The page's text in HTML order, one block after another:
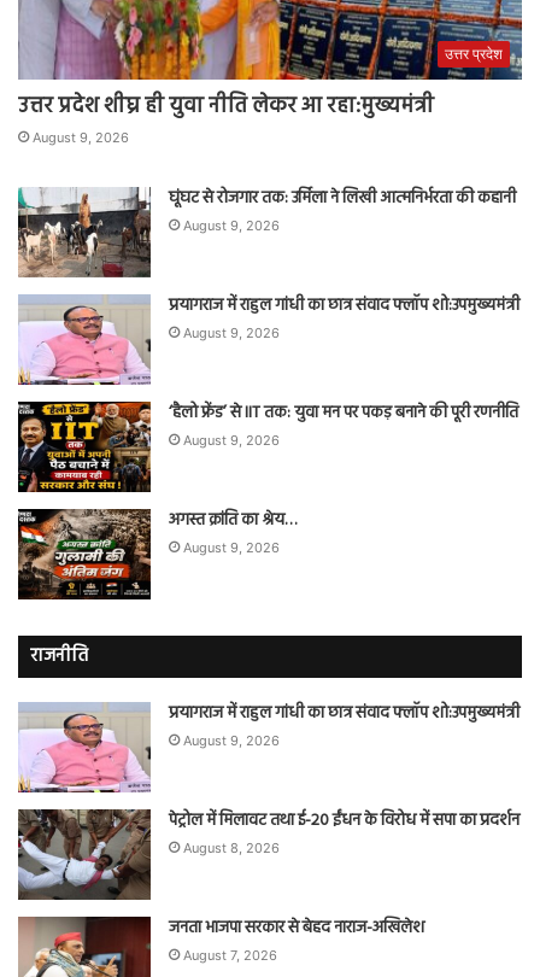
उत्तर प्रदेश
उत्तर प्रदेश शीघ्र ही युवा नीति लेकर आ रहा:मुख्यमंत्री
August 9, 2026
घूंघट से रोजगार तक: उर्मिला ने लिखी आत्मनिर्भरता की कहानी
August 9, 2026
प्रयागराज में राहुल गांधी का छात्र संवाद फ्लॉप शो:उपमुख्यमंत्री
August 9, 2026
‘हैलो फ्रेंड’ से IIT तक: युवा मन पर पकड़ बनाने की पूरी रणनीति
August 9, 2026
अगस्त क्रांति का श्रेय…
August 9, 2026
राजनीति
प्रयागराज में राहुल गांधी का छात्र संवाद फ्लॉप शो:उपमुख्यमंत्री
August 9, 2026
पेट्रोल में मिलावट तथा ई-20 ईंधन के विरोध में सपा का प्रदर्शन
August 8, 2026
जनता भाजपा सरकार से बेहद नाराज-अखिलेश
August 7, 2026